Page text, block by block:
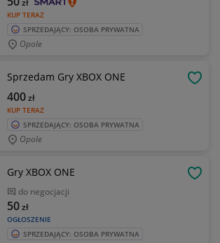
KUP TERAZ
zł
SPRZEDAJĄCY: OSOBA PRYWATNA
Opole
Sprzedam Gry XBOX ONE
KUP TERAZ
400zł
SPRZEDAJĄCY: OSOBA PRYWATNA
Opole
Gry XBOX ONE
do negocjacji
OGŁOSZENIE
50zł
SPRZEDAJĄCY: OSOBA PRYWATNA